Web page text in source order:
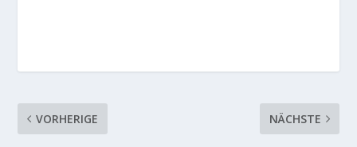
VORHERIGE NÄCHSTE